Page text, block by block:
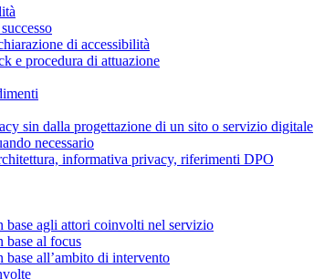
di accessibilità
e procedura di attuazione
sin dalla progettazione di un sito o servizio digitale
necessario
informativa privacy, riferimenti DPO
agli attori coinvolti nel servizio
base al focus
all’ambito di intervento